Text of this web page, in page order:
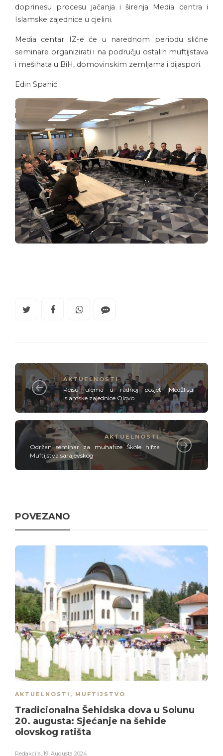
doprinesu procesu jačanja i širenja Media centra i
Islamske zajednice u cjelini.
Media centar IZ-e će u narednom periodu slične
seminare organizirati i na području ostalih muftijstava
i mešihata u BiH, domovinskim zemljama i dijaspori.
Edin Spahić
AKTUELNOSTI
Reisu-l-ulema u radnoj posjeti Medžlisu
Islamske zajednice Olovo
AKTUELNOSTI
Održan seminar za muhafize Škole hifza
Muftijstva sarajevskog
POVEZANO
AKTUELNOSTI , MUFTIJSTVO
Tradicionalna Šehidska dova u Solunu
20. augusta: Sjećanje na šehide
olovskog ratišta
Redakcija 19. Augusta 2024.